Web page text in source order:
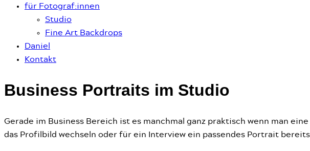
für Fotograf:innen
Studio
Fine Art Backdrops
Daniel
Kontakt
Business Portraits im Studio
Gerade im Business Bereich ist es manchmal ganz praktisch wenn man
das Profilbild wechseln oder für ein Interview ein passendes Portrait